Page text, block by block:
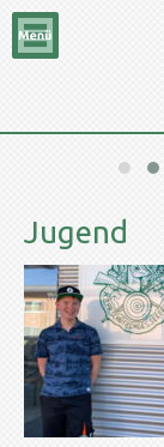
Jugend